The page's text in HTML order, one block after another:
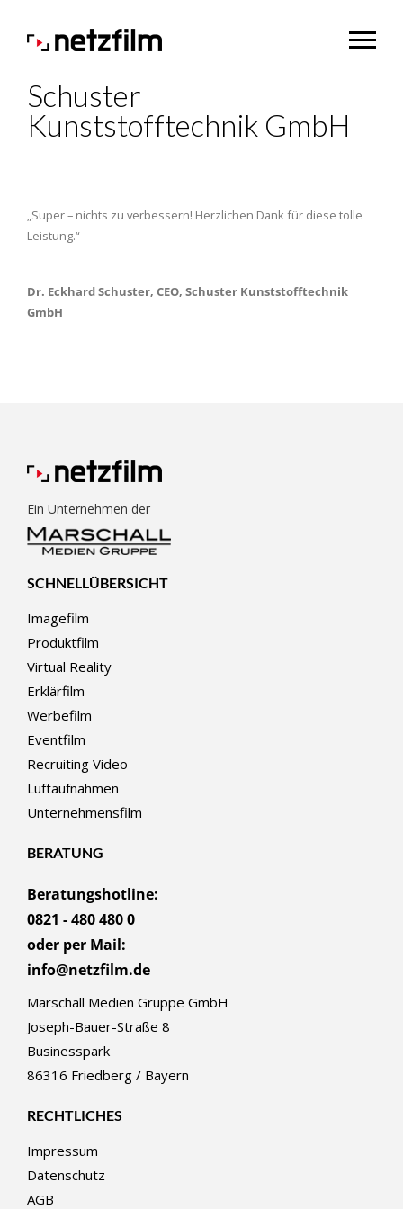
Schuster
Kunststofftechnik GmbH
„Super – nichts zu verbessern! Herzlichen Dank für diese tolle
Leistung.“
Dr. Eckhard Schuster, CEO, Schuster Kunststofftechnik
GmbH
Ein Unternehmen der
SCHNELLÜBERSICHT
Imagefilm
Produktfilm
Virtual Reality
Erklärfilm
Werbefilm
Eventfilm
Recruiting Video
Luftaufnahmen
Unternehmensfilm
BERATUNG
Beratungshotline:
0821 - 480 480 0
oder per Mail:
info@netzfilm.de
Marschall Medien Gruppe GmbH
Joseph-Bauer-Straße 8
Businesspark
86316 Friedberg / Bayern
RECHTLICHES
Impressum
Datenschutz
AGB